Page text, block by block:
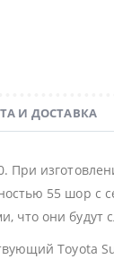
И ДОСТАВКА
При
55 шор
они будут
Toyota